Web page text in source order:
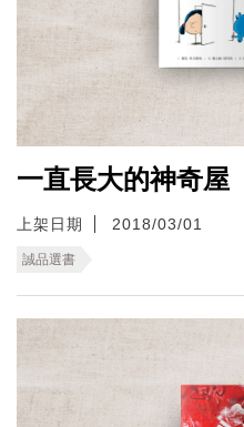
一直長大的神奇屋
上架日期 2018/03/01
誠品選書